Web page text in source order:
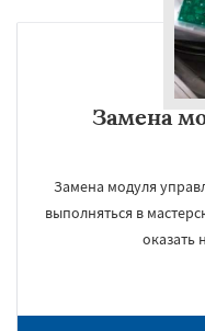
Замена
Замена модуля
выполняться в
оказать